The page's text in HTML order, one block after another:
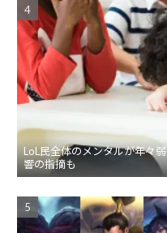
LoL民全体のメンタルが年々
響の指摘も